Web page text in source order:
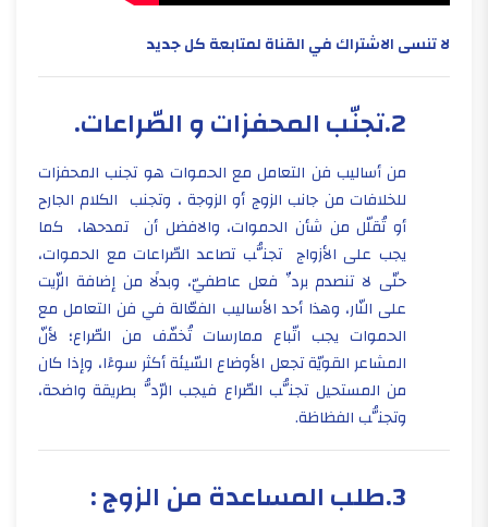
لا تنسى الاشتراك في القناة لمتابعة كل جديد
2.تجنّب المحفزات و الصّراعات.
​من أساليب فن التعامل مع الحموات هو تجنب المحفزات
للخلافات من جانب الزوج أو الزوجة ، وتجنب الكلام الجارح
أو تُقلّل من شأن الحموات، والافضل أن تمدحها، كما
يجب على الأزواج تجنُّب تصاعد الصّراعات مع الحموات،
حتّى لا تنصدم بردِّ فعل عاطفيّ، وبدلًا من إضافة الزّيت
على النّار، وهذا أحد الأساليب الفعّالة في فن التعامل مع
الحموات يجب اتّباع ممارسات تُخفّف من الصّراع؛ لأنّ
المشاعر القويّة تجعل الأوضاع السّيئة أكثر سوءًا، وإذا كان
من المستحيل تجنُّب الصّراع فيجب الرّدُّ بطريقة واضحة،
وتجنُّب الفظاظة.
3.طلب المساعدة من الزوج :